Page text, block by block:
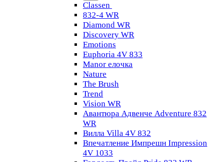
Classen
832-4 WR
Diamond WR
Discovery WR
Emotions
Euphoria 4V 833
Manor елочка
Nature
The Brush
Trend
Vision WR
Авантюра Адвенче Adventure 832
WR
Вилла Villa 4V 832
Впечатление Импрешн Impression
4V 1033